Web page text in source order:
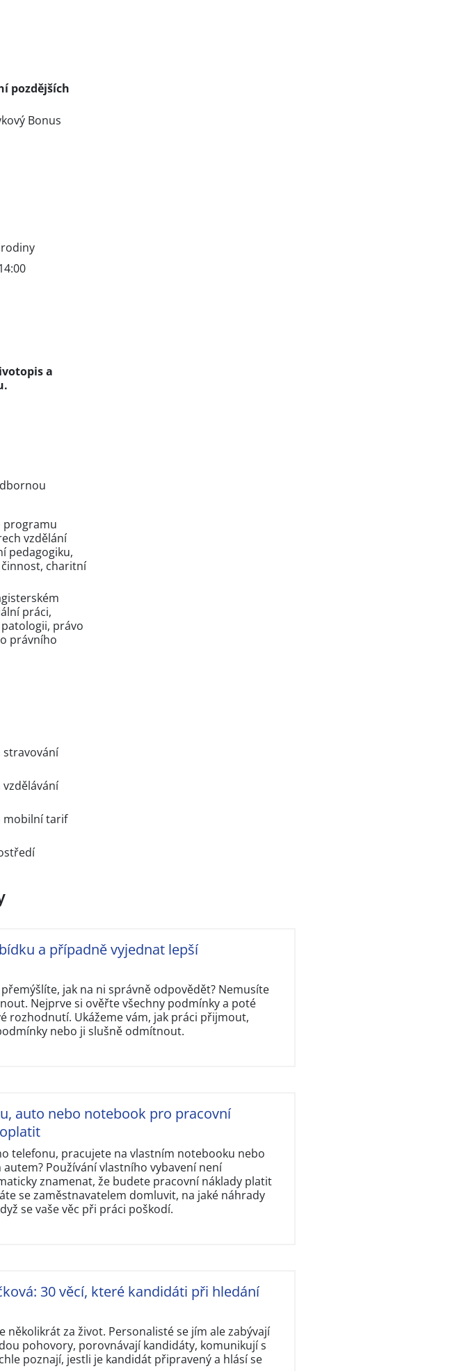
pozdějších
Bonus
a
programu
vzdělání
pedagogiku,
charitní
práci,
právo
právního
stravování
vzdělávání
mobilní tarif
a případně vyjednat lepší
jak na ni správně odpovědět? Nemusíte
Nejprve si ověřte všechny podmínky a poté
rozhodnutí. Ukážeme vám, jak práci přijmout,
nebo ji slušně odmítnout.
auto nebo notebook pro pracovní
telefonu, pracujete na vlastním notebooku nebo
Používání vlastního vybavení není
znamenat, že budete pracovní náklady platit
se zaměstnavatelem domluvit, na jaké náhrady
se vaše věc při práci poškodí.
30 věcí, které kandidáti při hledání
několikrát za život. Personalisté se jím ale zabývají
pohovory, porovnávají kandidáty, komunikují s
poznají, jestli je kandidát připravený a hlásí se